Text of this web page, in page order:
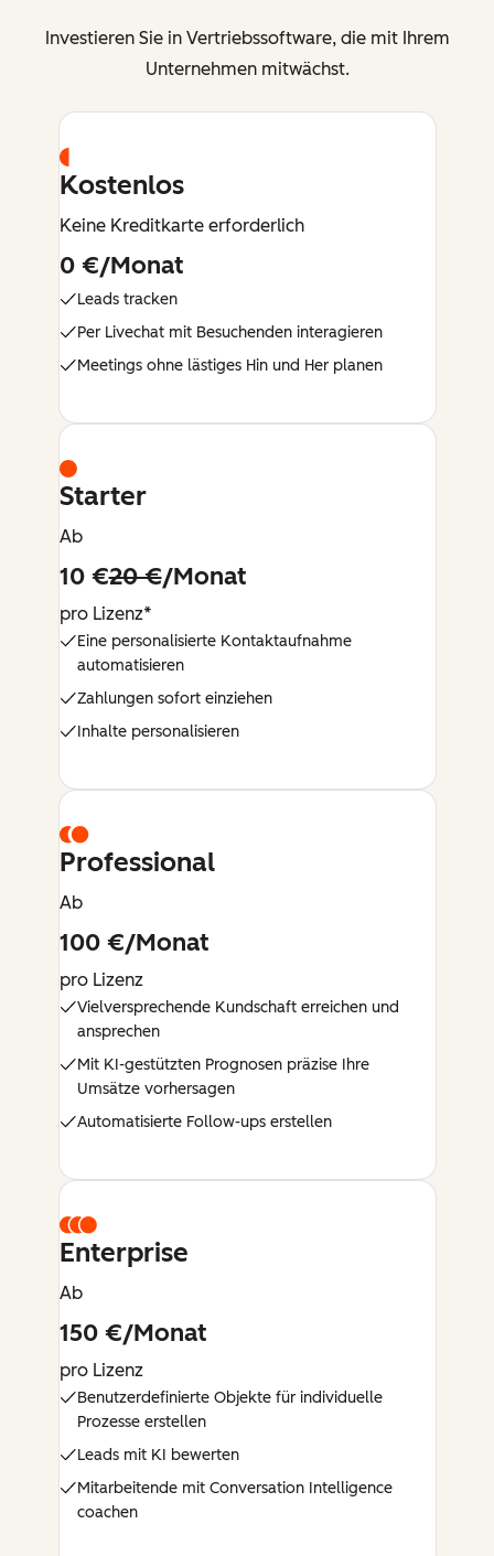
Investieren Sie in Vertriebssoftware, die mit Ihrem
Unternehmen mitwächst.
Kostenlos
Keine Kreditkarte erforderlich
0 €/Monat
Leads tracken
Per Livechat mit Besuchenden interagieren
Meetings ohne lästiges Hin und Her planen
Starter
Ab
10 €20 €/Monat
pro Lizenz*
Eine personalisierte Kontaktaufnahme
automatisieren
Zahlungen sofort einziehen
Inhalte personalisieren
Professional
Ab
100 €/Monat
pro Lizenz
Vielversprechende Kundschaft erreichen und
ansprechen
Mit KI-gestützten Prognosen präzise Ihre
Umsätze vorhersagen
Automatisierte Follow-ups erstellen
Enterprise
Ab
150 €/Monat
pro Lizenz
Benutzerdefinierte Objekte für individuelle
Prozesse erstellen
Leads mit KI bewerten
Mitarbeitende mit Conversation Intelligence
coachen